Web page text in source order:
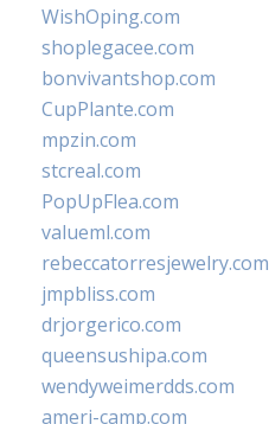
WishOping.com
shoplegacee.com
bonvivantshop.com
CupPlante.com
mpzin.com
stcreal.com
PopUpFlea.com
valueml.com
rebeccatorresjewelry.com
jmpbliss.com
drjorgerico.com
queensushipa.com
wendyweimerdds.com
ameri-camp.com